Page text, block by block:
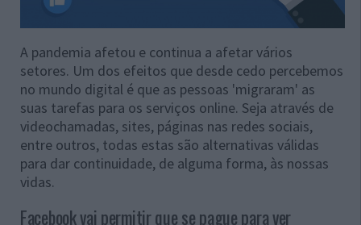
A pandemia afetou e continua a afetar vários
setores. Um dos efeitos que desde cedo percebemos
no mundo digital é que as pessoas 'migraram' as
suas tarefas para os serviços online. Seja através de
videochamadas, sites, páginas nas redes sociais,
entre outros, todas estas são alternativas válidas
para dar continuidade, de alguma forma, às nossas
vidas.
Facebook vai permitir que se pague para ver